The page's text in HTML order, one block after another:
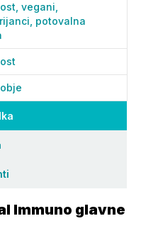
Immuno glavne
vegani,
potovalna